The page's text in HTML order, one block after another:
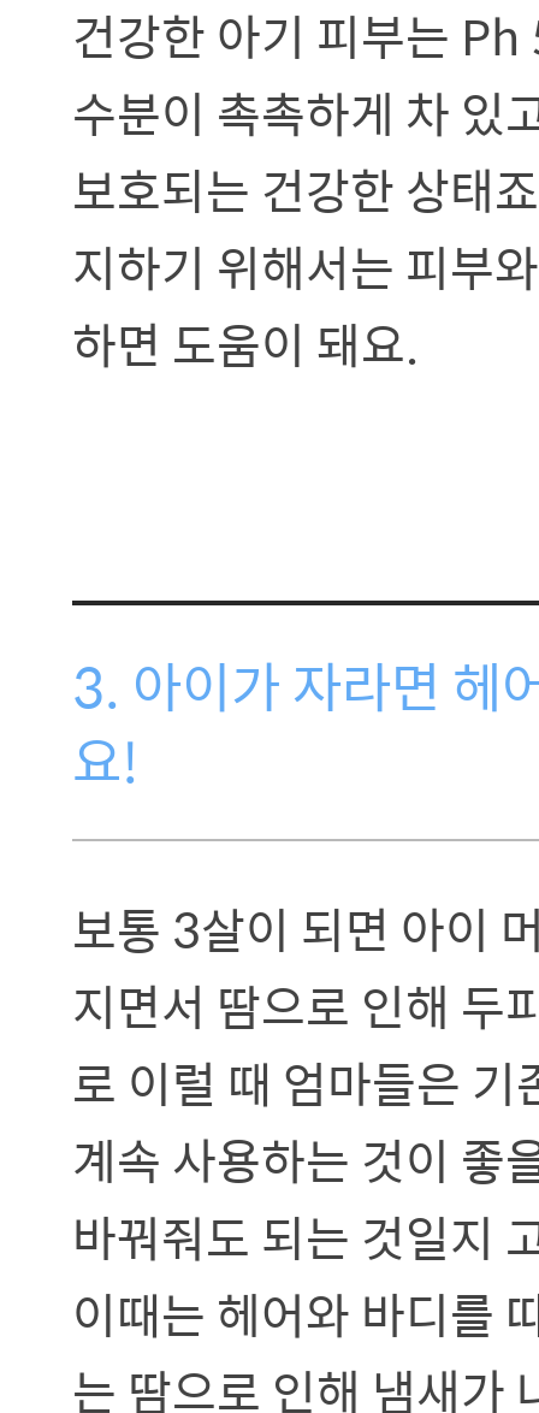
건강한 아기 피부는
수분이 촉촉하게 차 있
보호되는 건강한 상태
지하기 위해서는 피부
하면 도움이 돼요.
3. 아이가 자라면 헤
요!
보통 3살이 되면 아이
지면서 땀으로 인해 두
로 이럴 때 엄마들은
계속 사용하는 것이 좋
바꿔줘도 되는 것일지
이때는 헤어와 바디를
는 땀으로 인해 냄새가